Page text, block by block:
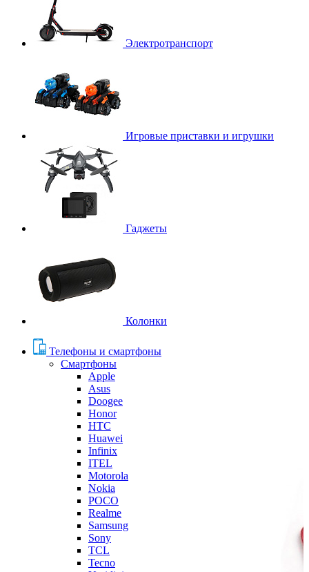
Электротранспорт
Игровые приставки и игрушки
Гаджеты
Колонки
Телефоны и смартфоны
Смартфоны
Apple
Asus
Doogee
Honor
HTC
Huawei
Infinix
ITEL
Motorola
Nokia
POCO
Realme
Samsung
Sony
TCL
Tecno